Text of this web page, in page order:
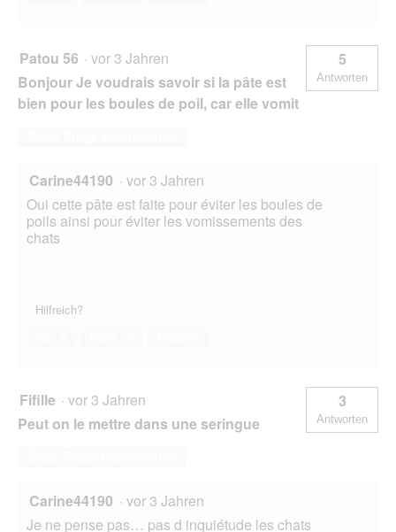
Patou 56 · vor 3 Jahren
Bonjour Je voudrais savoir si la pâte est
bien pour les boules de poil, car elle vomit
5
Antworten
Carine44190 · vor 3 Jahren
Oui cette pâte est faite pour éviter les boules de
poils ainsi pour éviter les vomissements des
chats
Hilfreich?
Fifille · vor 3 Jahren
Peut on le mettre dans une seringue
3
Antworten
Carine44190 · vor 3 Jahren
Je ne pense pas… pas d inquiétude les chats